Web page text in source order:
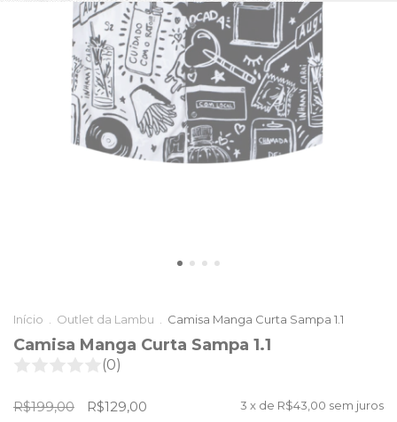
Início Outlet da Lambu Camisa Manga Curta Sampa 1.1
Camisa Manga Curta Sampa 1.1
(0)
R$199,00 R$129,00 3 x de R$43,00 sem juros